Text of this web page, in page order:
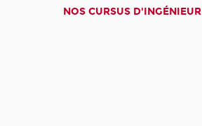
NOS CURSUS D'INGÉNIEUR